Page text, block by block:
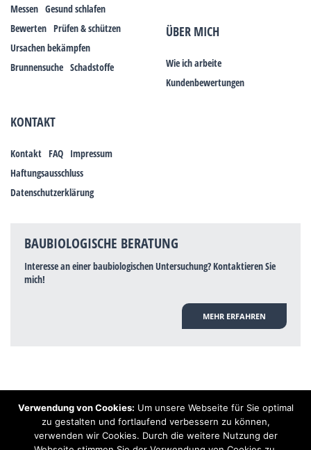
Messen Gesund schlafen
Bewerten Prüfen & schützen
Ursachen bekämpfen
Brunnensuche Schadstoffe
ÜBER MICH
Wie ich arbeite
Kundenbewertungen
KONTAKT
Kontakt FAQ Impressum
Haftungsausschluss
Datenschutzerklärung
BAUBIOLOGISCHE BERATUNG
Interesse an einer baubiologischen Untersuchung? Kontaktieren Sie
mich!
MEHR ERFAHREN
Hinweis: Trotz zahlreicher Studien, die einen Zusammenhang zwischen
Elektrosmog und gesundheitlichen Problemen aufzeigen, ist es von der
praktischen Schulmedizin bisher wissenschaftlich nicht anerkannt, dass
Elektrosmog und Erdstrahlen gesundheitliche Auswirkungen haben können.
Verwendung von Cookies: Um unsere Webseite für Sie optimal
zu gestalten und fortlaufend verbessern zu können,
verwenden wir Cookies. Durch die weitere Nutzung der